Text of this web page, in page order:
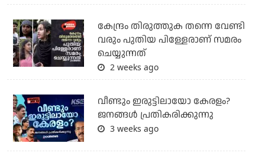
കേന്ദ്രം തിരുത്തുക തന്നെ വേണ്ടി
വരും പുതിയ പിള്ളേരാണ് സമരം
ചെയ്യുന്നത്
2 weeks ago
വീണ്ടും ഇരുട്ടിലായോ കേരളം?
ജനങ്ങൾ പ്രതികരിക്കുന്നു
3 weeks ago